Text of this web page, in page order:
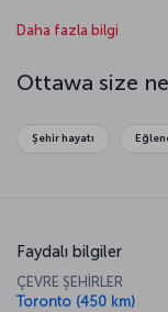
arasında üst sıralarda.
Daha fazla bilgi
Ottawa size
Şehir hayatı
Faydalı bilgiler
ÇEVRE ŞEHİRLER
Toronto (450 km)